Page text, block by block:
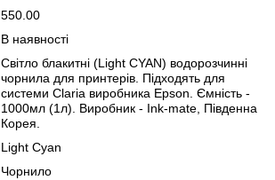
550.00
В наявності
Світло блакитні (Light CYAN) водорозчинні
чорнила для принтерів. Підходять для
системи Claria виробника Epson. Ємність -
1000мл (1л). Виробник - Ink-mate, Південна
Корея.
Light Cyan
Чорнило